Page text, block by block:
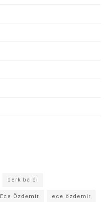
berk balcı
Ece Özdemir ece özdemir